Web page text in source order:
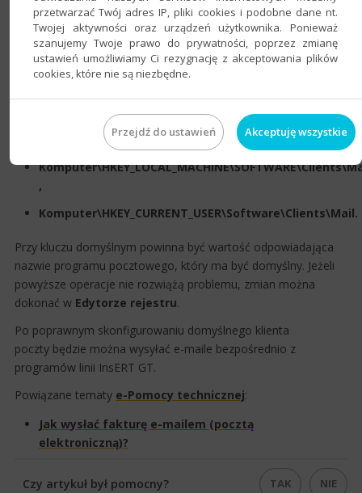
Za domyślnego klienta poczty odpowiadają klucze w rejestrze
(regedit) o następujących ścieżkach:
,
Komputer\HKEY_CURRENT_USER\Software\Clients\Mail.
Przy kluczu domyślnym powinna być wartość odpowiadając​a
nazwie programu​ pocztowego, który ma być domyślny. Jeżeli
powyższe operacje nie rozwiążą problemu, zmian można
dokonać w Edytorze rejestru.
Po poprawnym skonfigurowaniu domyślnego klienta
poczty będzie można wysyłać e-maile bezpośrednio z
programów linii InsERT GT.
Powiązane tematy e-Pomocy technicznej​:
Jak wysłać fakturę e-mailem (pocztą
elektroniczną)?​
Czy artykuł był pomocny? TAK NIE
przetwarzać Twój adres IP, pliki cookies i podobne dane nt.
Twojej aktywności oraz urządzeń użytkownika. Ponieważ
szanujemy Twoje prawo do prywatności, poprzez zmianę
ustawień umożliwiamy Ci rezygnację z akceptowania plików
cookies, które nie są niezbędne.
Przejdź do ustawień Akceptuję wszystkie